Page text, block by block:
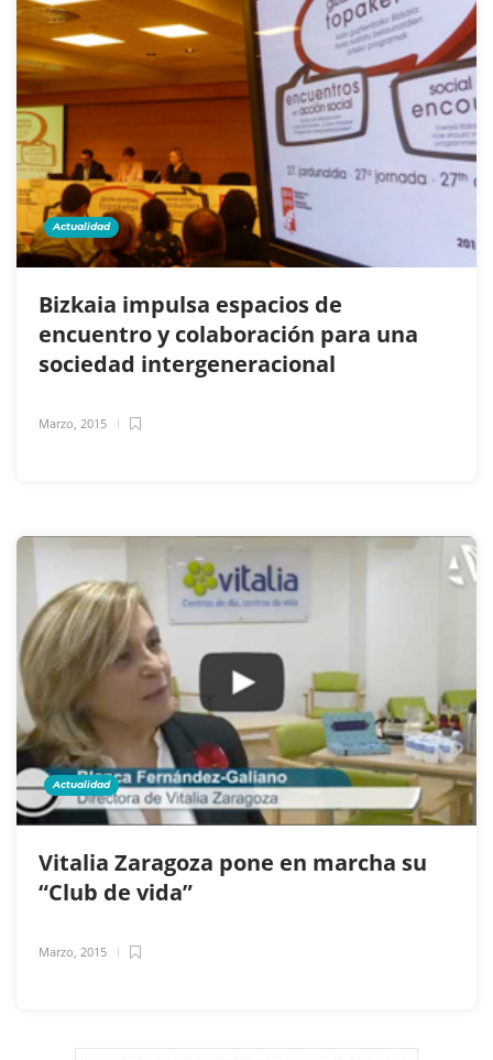
Actualidad
Bizkaia impulsa espacios de
encuentro y colaboración para una
sociedad intergeneracional
Marzo, 2015
Actualidad
Vitalia Zaragoza pone en marcha su
“Club de vida”
Marzo, 2015